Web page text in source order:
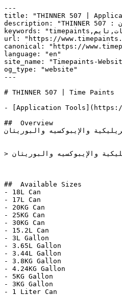
---
title: "THINNER 507 |
description: "THINNER 507 : نوع خاص من المخففات التي تستخدم لتخفيف الدهانات الصناعية الأكريليكية والإيبوكسيه والبوريثان."
keywords: "timepaints,دهانات,تايم,time,paints,منتجات,products,ألوان,أشكال,colors,shapes,أدوات التطبيق,Application Tools,ثينر 507, THINNER 507, , "
url: "https://
canonical: "https://
language: "en"
site_name: "Timepaints-
og_type: "website"
---
# THINNER 507 | Time Paints
- [Application Tools](https://
##  Overview
والإيبوكسيه والبوريثان.
> نوع خاص من المخففات التي تستخدم لتخفيف الدهانات الصناعية الأكريليكية والإيبوكسيه والبوريثان.
##  Available Sizes
- 18L Can
- 17L Can
- 20KG Can
- 25KG Can
- 30KG Can
- 15.2L Can
- 3L Gallon
- 3.65L Gallon
- 3.44L Gallon
- 3.8KG Gallon
- 4.24KG Gallon
- 5KG Gallon
- 3KG Gallon
- 1 Liter Can